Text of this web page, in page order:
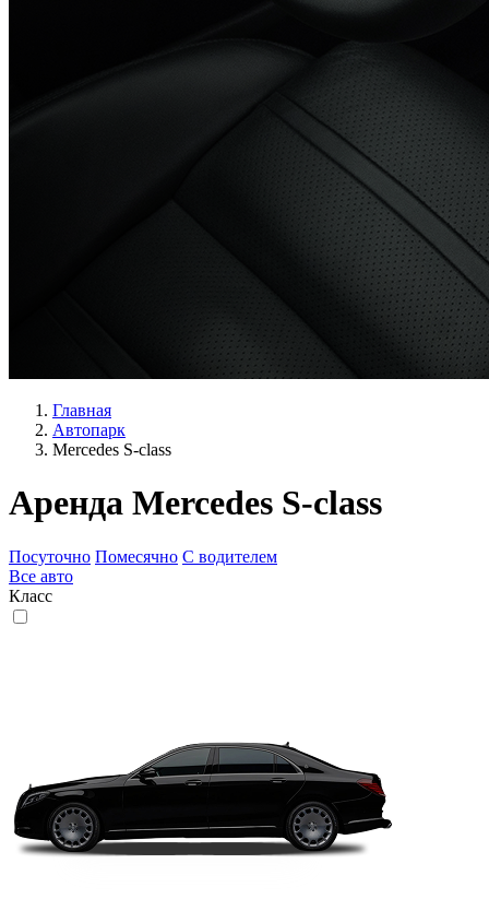
Главная
Автопарк
Mercedes S-class
Аренда Mercedes S-class
Посуточно Помесячно С водителем
Все авто
Класс